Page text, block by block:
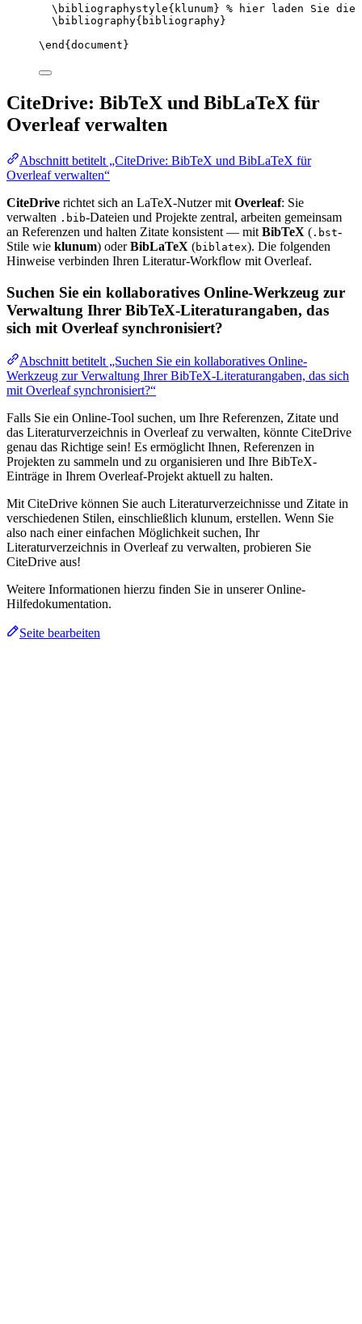
\bibliographystyle{klunum} % hier laden Sie die
\bibliography{bibliography}
\end { document }
CiteDrive: BibTeX und BibLaTeX für
Overleaf verwalten
Abschnitt betitelt „CiteDrive: BibTeX und BibLaTeX für
Overleaf verwalten“
CiteDrive richtet sich an LaTeX-Nutzer mit Overleaf: Sie
verwalten .bib-Dateien und Projekte zentral, arbeiten gemeinsam
an Referenzen und halten Zitate konsistent — mit BibTeX ( .bst-
Stile wie klunum) oderBibLaTeX (biblatex). Die folgenden
Hinweise verbinden Ihren Literatur-Workflow mit Overleaf.
Suchen Sie ein kollaboratives Online-Werkzeug zur
Verwaltung Ihrer BibTeX-Literaturangaben, das
sich mit Overleaf synchronisiert?
Abschnitt betitelt „Suchen Sie ein kollaboratives Online-
Werkzeug zur Verwaltung Ihrer BibTeX-Literaturangaben, das sich
mit Overleaf synchronisiert?“
Falls Sie ein Online-Tool suchen, um Ihre Referenzen, Zitate und
das Literaturverzeichnis in Overleaf zu verwalten, könnte CiteDrive
genau das Richtige sein! Es ermöglicht Ihnen, Referenzen in
Projekten zu sammeln und zu organisieren und Ihre BibTeX-
Einträge in Ihrem Overleaf-Projekt aktuell zu halten.
Mit CiteDrive können Sie auch Literaturverzeichnisse und Zitate in
verschiedenen Stilen, einschließlich klunum, erstellen. Wenn Sie
also nach einer einfachen Möglichkeit suchen, Ihr
Literaturverzeichnis in Overleaf zu verwalten, probieren Sie
CiteDrive aus!
Weitere Informationen hierzu finden Sie in unserer Online-
Hilfedokumentation.
Seite bearbeiten